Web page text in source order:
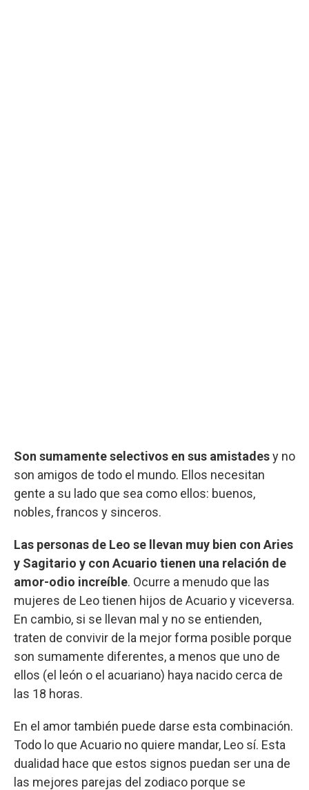
Son sumamente selectivos en sus amistadesy no
son amigos de todo el mundo. Ellos necesitan
gente a su lado que sea como ellos: buenos,
nobles, francos y sinceros.
Las personas de Leo se llevan muy bien con Aries
y Sagitario y con Acuario tienen una relación de
amor-odio increíble. Ocurre a menudo que las
mujeres de Leo tienen hijos de Acuario y viceversa.
En cambio, si se llevan mal y no se entienden,
traten de convivir de la mejor forma posible porque
son sumamente diferentes, a menos que uno de
ellos (el león o el acuariano) haya nacido cerca de
las 18 horas.
En el amor también puede darse esta combinación.
Todo lo que Acuario no quiere mandar, Leo sí. Esta
dualidad hace que estos signos puedan ser una de
las mejores parejas del zodiaco porque se